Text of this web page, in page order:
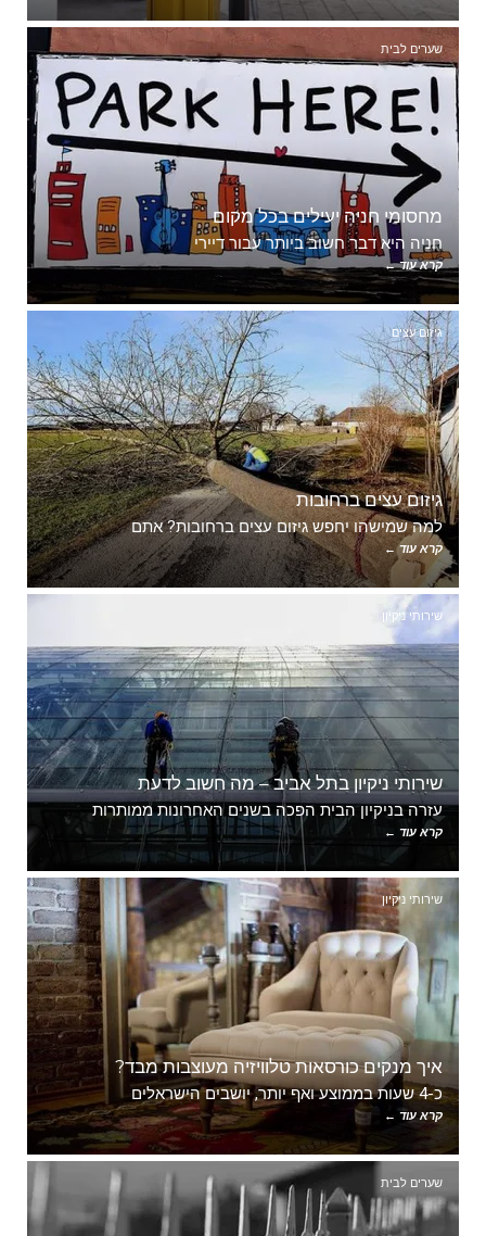
שערים לבית
מחסומי חניה יעילים בכל מקום
חניה היא דבר חשוב ביותר עבור דיירי
קרא עוד ←
גיזום עצים
גיזום עצים ברחובות
למה שמישהו יחפש גיזום עצים ברחובות? אתם
קרא עוד ←
שירותי ניקיון
שירותי ניקיון בתל אביב – מה חשוב לדעת
עזרה בניקיון הבית הפכה בשנים האחרונות ממותרות
קרא עוד ←
שירותי ניקיון
איך מנקים כורסאות טלוויזיה מעוצבות מבד?
כ-4 שעות בממוצע ואף יותר, יושבים הישראלים
קרא עוד ←
שערים לבית